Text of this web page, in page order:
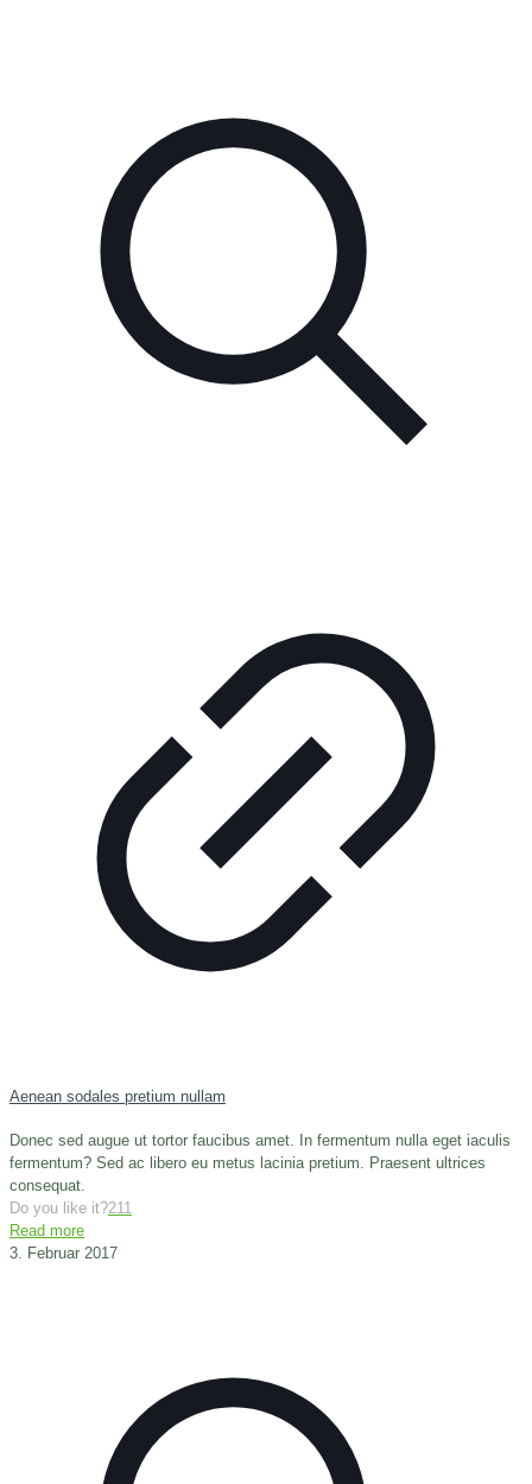
Aenean sodales pretium nullam
Donec sed augue ut tortor faucibus amet. In fermentum nulla eget iaculis
fermentum? Sed ac libero eu metus lacinia pretium. Praesent ultrices
consequat.
Do you like it?211
Read more
3. Februar 2017